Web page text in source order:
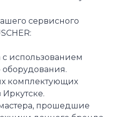
сервисного
использованием
комплектующих
Иркутске.
прошедшие